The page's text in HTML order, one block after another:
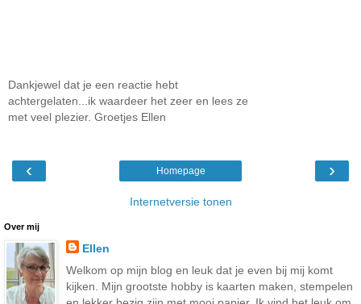
Dankjewel dat je een reactie hebt
achtergelaten...ik waardeer het zeer en lees ze
met veel plezier. Groetjes Ellen
‹ ›
Homepage
Internetversie tonen
Over mij
Ellen
Welkom op mijn blog en leuk dat je even bij mij komt
kijken. Mijn grootste hobby is kaarten maken, stempelen